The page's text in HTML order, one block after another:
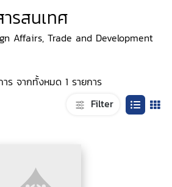
รสนเทศ
Affairs, Trade and Development
ร จากทั้งหมด 1 รายการ
Filter